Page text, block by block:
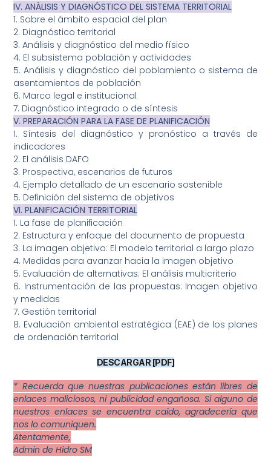
IV. ANÁLISIS Y DIAGNÓSTICO DEL SISTEMA TERRITORIAL
1. Sobre el ámbito espacial del plan
2. Diagnóstico territorial
3. Análisis y diagnóstico del medio físico
4. El subsistema población y actividades
5. Análisis y diagnóstico del poblamiento o sistema de
asentamientos de población
6. Marco legal e institucional
7. Diagnóstico integrado o de síntesis
V. PREPARACIÓN PARA LA FASE DE PLANIFICACIÓN
1. Síntesis del diagnóstico y pronóstico a través de
indicadores
2. El análisis DAFO
3. Prospectiva, escenarios de futuros
4. Ejemplo detallado de un escenario sostenible
5. Definición del sistema de objetivos
VI. PLANIFICACIÓN TERRITORIAL
1. La fase de planificación
2. Estructura y enfoque del documento de propuesta
3. La imagen objetivo: El modelo territorial a largo plazo
4. Medidas para avanzar hacia la imagen objetivo
5. Evaluación de alternativas: El análisis multicriterio
6. Instrumentación de las propuestas: Imagen objetivo
y medidas
7. Gestión territorial
8. Evaluación ambiental estratégica (EAE) de los planes
de ordenación territorial
DESCARGAR [PDF]
* Recuerda que nuestras publicaciones están libres de
enlaces maliciosos, ni publicidad engañosa. Si alguno de
nuestros enlaces se encuentra caído, agradecería que
nos lo comuniquen.
Atentamente,
Admin de Hidro SM